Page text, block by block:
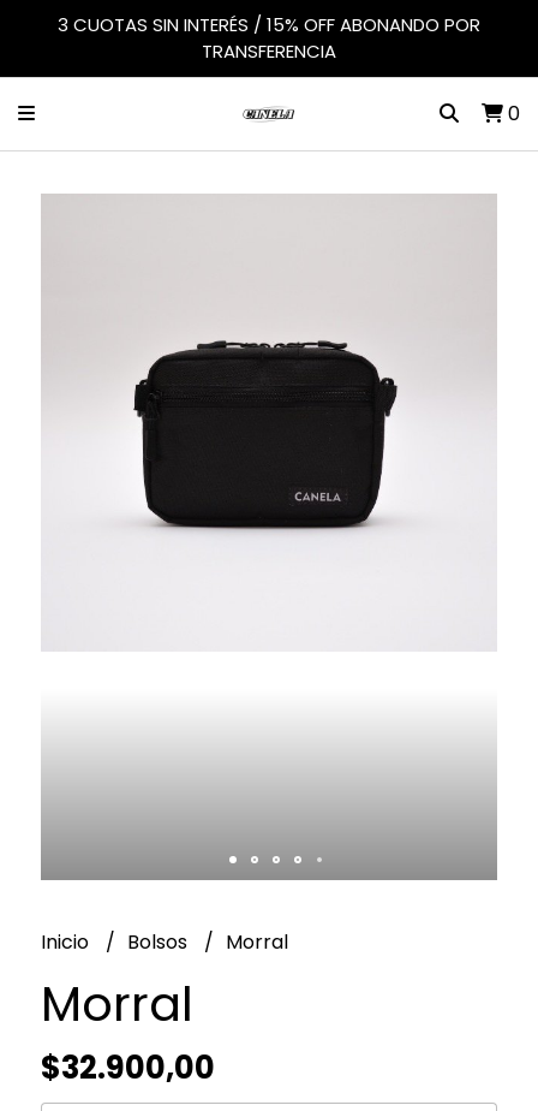
3 CUOTAS SIN INTERÉS / 15% OFF ABONANDO POR
TRANSFERENCIA
0
Inicio Bolsos Morral
Morral
$32.900,00